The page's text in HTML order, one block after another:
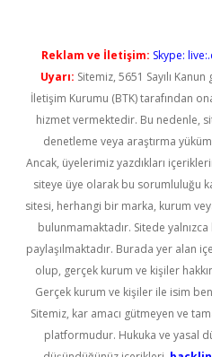
Reklam ve İletişim: Skype:
Uyarı: Sitemiz, 5651 Sayılı
İletişim Kurumu (BTK) tarafından
hizmet vermektedir. Bu nedenle,
denetleme veya araştırma
Ancak, üyelerimiz yazdıkları
siteye üye olarak bu sorumluluğu
sitesi, herhangi bir marka, kurum
bulunmamaktadır. Sitede yalnızca
paylaşılmaktadır. Burada yer alan
olup, gerçek kurum ve kişiler
Gerçek kurum ve kişiler ile isim
Sitemiz, kar amacı gütmeyen ve
platformudur. Hukuka ve yasal